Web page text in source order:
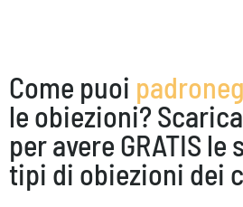
Come puoi
le obiezioni?
per avere GRATIS
tipi di obiezioni dei